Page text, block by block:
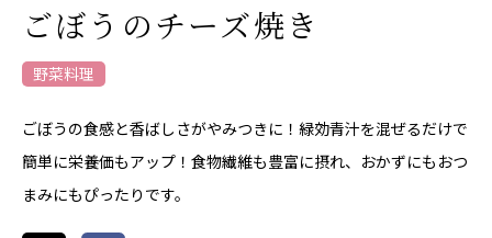
ごぼうのチーズ焼き
野菜料理
ごぼうの食感と香ばしさがやみつきに！緑効青汁を混ぜるだけで
簡単に栄養価もアップ！食物繊維も豊富に摂れ、おかずにもおつ
まみにもぴったりです。